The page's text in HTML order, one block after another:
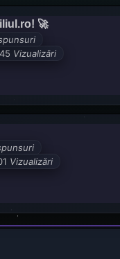
🚀
Vizualizări
Vizualizări